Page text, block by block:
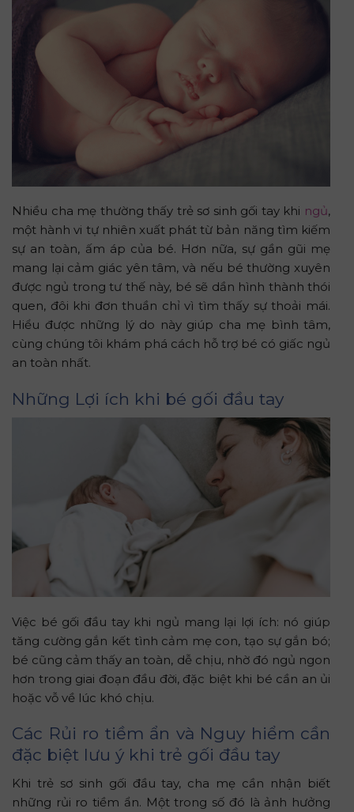
Nhiều cha mẹ thường thấy trẻ sơ sinh gối tay khi ngủ,
một hành vi tự nhiên xuất phát từ bản năng tìm kiếm
sự an toàn, ấm áp của bé. Hơn nữa, sự gần gũi mẹ
mang lại cảm giác yên tâm, và nếu bé thường xuyên
được ngủ trong tư thế này, bé sẽ dần hình thành thói
quen, đôi khi đơn thuần chỉ vì tìm thấy sự thoải mái.
Hiểu được những lý do này giúp cha mẹ bình tâm,
cùng chúng tôi khám phá cách hỗ trợ bé có giấc ngủ
an toàn nhất.
Những Lợi ích khi bé gối đầu tay
Việc bé gối đầu tay khi ngủ mang lại lợi ích: nó giúp
tăng cường gắn kết tình cảm mẹ con, tạo sự gắn bó;
bé cũng cảm thấy an toàn, dễ chịu, nhờ đó ngủ ngon
hơn trong giai đoạn đầu đời, đặc biệt khi bé cần an ủi
hoặc vỗ về lúc khó chịu.
Các Rủi ro tiềm ẩn và Nguy hiểm cần
đặc biệt lưu ý khi trẻ gối đầu tay
Khi trẻ sơ sinh gối đầu tay, cha mẹ cần nhận biết
những rủi ro tiềm ẩn. Một trong số đó là ảnh hưởng